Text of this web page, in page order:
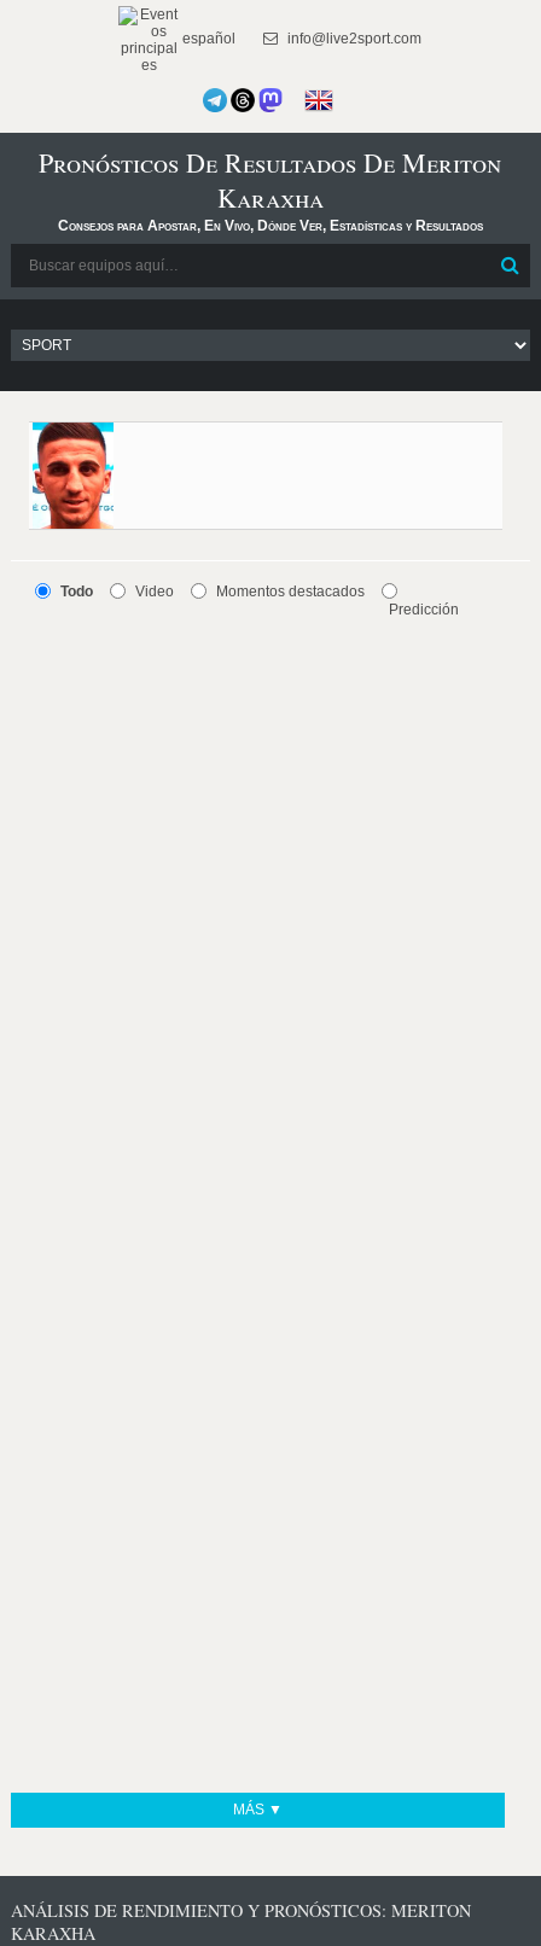
español info@live2sport.com
Pronósticos De Resultados De Meriton
Karaxha
Consejos para Apostar, En Vivo, Dónde Ver, Estadísticas y Resultados
Todo Video
Momentos destacados
Predicción
MÁS ▼
ANÁLISIS DE RENDIMIENTO Y PRONÓSTICOS: MERITON
KARAXHA